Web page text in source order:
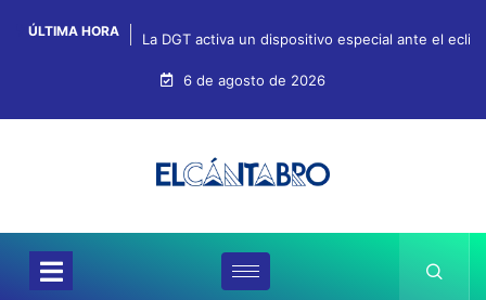
ÚLTIMA HORA La DGT activa un dispositivo especial ante el
6 de agosto de 2026